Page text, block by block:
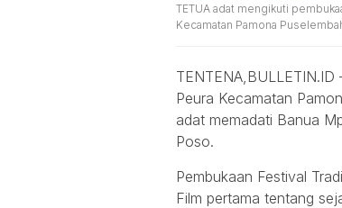
TETUA adat mengikuti
Kecamatan Pamona
Peura Kecamatan
adat memadati Banua
Poso.
Pembukaan Festival
Film pertama tentang